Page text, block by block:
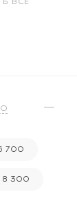
700
8 300